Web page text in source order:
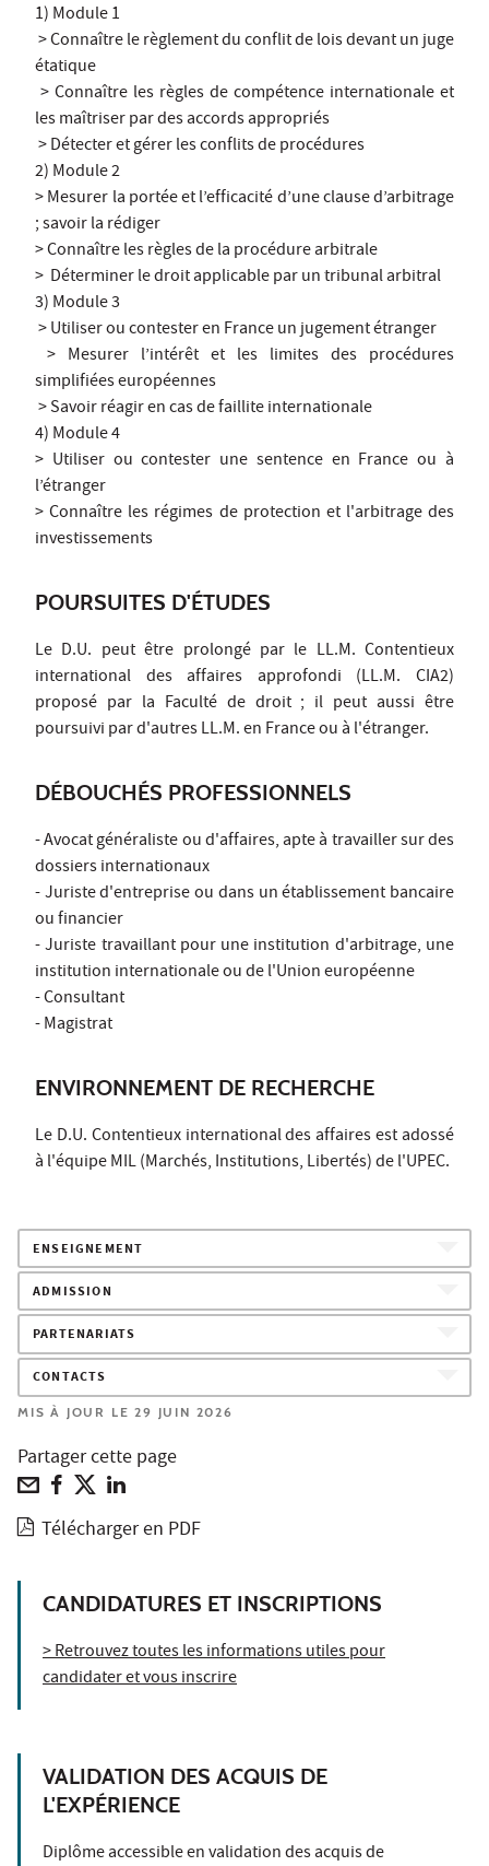
1) Module 1
> Connaître le règlement du conflit de lois devant un juge
étatique
> Connaître les règles de compétence internationale et
les maîtriser par des accords appropriés
> Détecter et gérer les conflits de procédures
2) Module 2
> Mesurer la portée et l’efficacité d’une clause d’arbitrage
; savoir la rédiger
> Connaître les règles de la procédure arbitrale
> Déterminer le droit applicable par un tribunal arbitral
3) Module 3
> Utiliser ou contester en France un jugement étranger
> Mesurer l’intérêt et les limites des procédures
simplifiées européennes
> Savoir réagir en cas de faillite internationale
4) Module 4
> Utiliser ou contester une sentence en France ou à
l’étranger
> Connaître les régimes de protection et l'arbitrage des
investissements
POURSUITES D'ÉTUDES
Le D.U. peut être prolongé par le LL.M. Contentieux
international des affaires approfondi (LL.M. CIA2)
proposé par la Faculté de droit ; il peut aussi être
poursuivi par d'autres LL.M. en France ou à l'étranger.
DÉBOUCHÉS PROFESSIONNELS
- Avocat généraliste ou d'affaires, apte à travailler sur des
dossiers internationaux
- Juriste d'entreprise ou dans un établissement bancaire
ou financier
- Juriste travaillant pour une institution d'arbitrage, une
institution internationale ou de l'Union européenne
- Consultant
- Magistrat
ENVIRONNEMENT DE RECHERCHE
Le D.U. Contentieux international des affaires est adossé
à l'équipe MIL (Marchés, Institutions, Libertés) de l'UPEC.
ENSEIGNEMENT
ADMISSION
PARTENARIATS
CONTACTS
MIS À JOUR LE 29 JUIN 2026
Partager cette page
Télécharger en PDF
CANDIDATURES ET INSCRIPTIONS
> Retrouvez toutes les informations utiles pour
candidater et vous inscrire
VALIDATION DES ACQUIS DE
L'EXPÉRIENCE
Diplôme accessible en validation des acquis de